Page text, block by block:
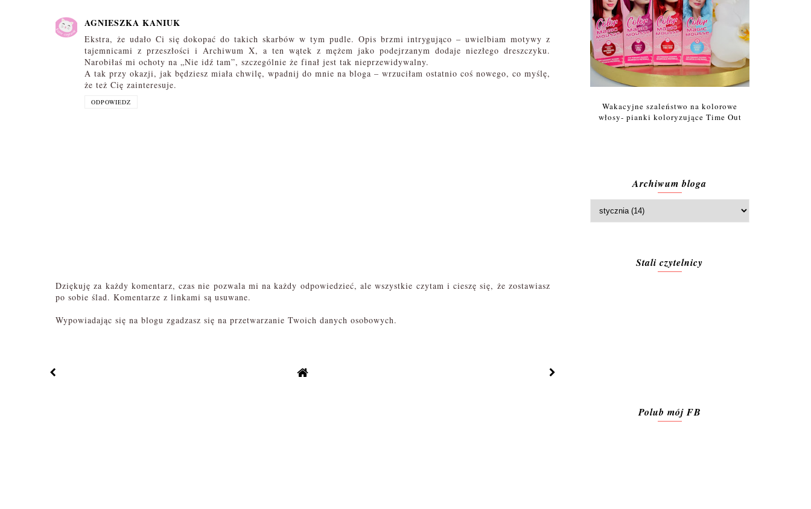
AGNIESZKA KANIUK
Ekstra, że udało Ci się dokopać do takich skarbów w tym pudle. Opis brzmi intrygująco – uwielbiam motywy z
tajemnicami z przeszłości i Archiwum X, a ten wątek z mężem jako podejrzanym dodaje niezłego dreszczyku.
Narobiłaś mi ochoty na „Nie idź tam”, szczególnie że finał jest tak nieprzewidywalny.
​A tak przy okazji, jak będziesz miała chwilę, wpadnij do mnie na bloga – wrzuciłam ostatnio coś nowego, co myślę,
że też Cię zainteresuje.
ODPOWIEDZ
Dziękuję za każdy komentarz, czas nie pozwala mi na każdy odpowiedzieć, ale wszystkie czytam i cieszę się, że zostawiasz
po sobie ślad. Komentarze z linkami są usuwane.
Wypowiadając się na blogu zgadzasz się na przetwarzanie Twoich danych osobowych.
Wakacyjne szaleństwo na kolorowe
włosy- pianki koloryzujące Time Out
Archiwum bloga
Stali czytelnicy
Polub mój FB